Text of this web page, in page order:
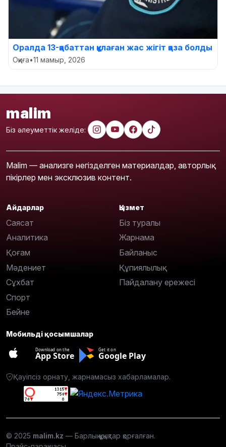
Оралда 13-қабаттан құлаған жас жігіт қаза болды
Оқиға•11 мамыр, 2026
malim
Біз әлеуметтік желіде:
Malim — анализге негізделген материалдар, авторлық
пікірлер мен эксклюзив контент.
Айдарлар
Саясат
Аналитика
Қоғам
Мәдениет
Сұхбат
Спорт
Бейне
Қызмет
Біз туралы
Жарнама
Байланыс
Құпиялылық
Пайдалану ережесі
Мобильді қосымшалар
Download on the
App Store
Get it on
Google Play
Қауіпсіз орнату, жарнамасыз хабарламалар.
© 2025 malim.kz — Барлық құқықтар қорғалған.